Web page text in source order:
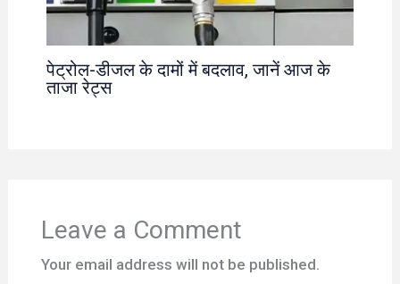
पेट्रोल-डीजल के दामों में बदलाव, जानें आज के
ताजा रेट्स
Leave a Comment
Your email address will not be published.